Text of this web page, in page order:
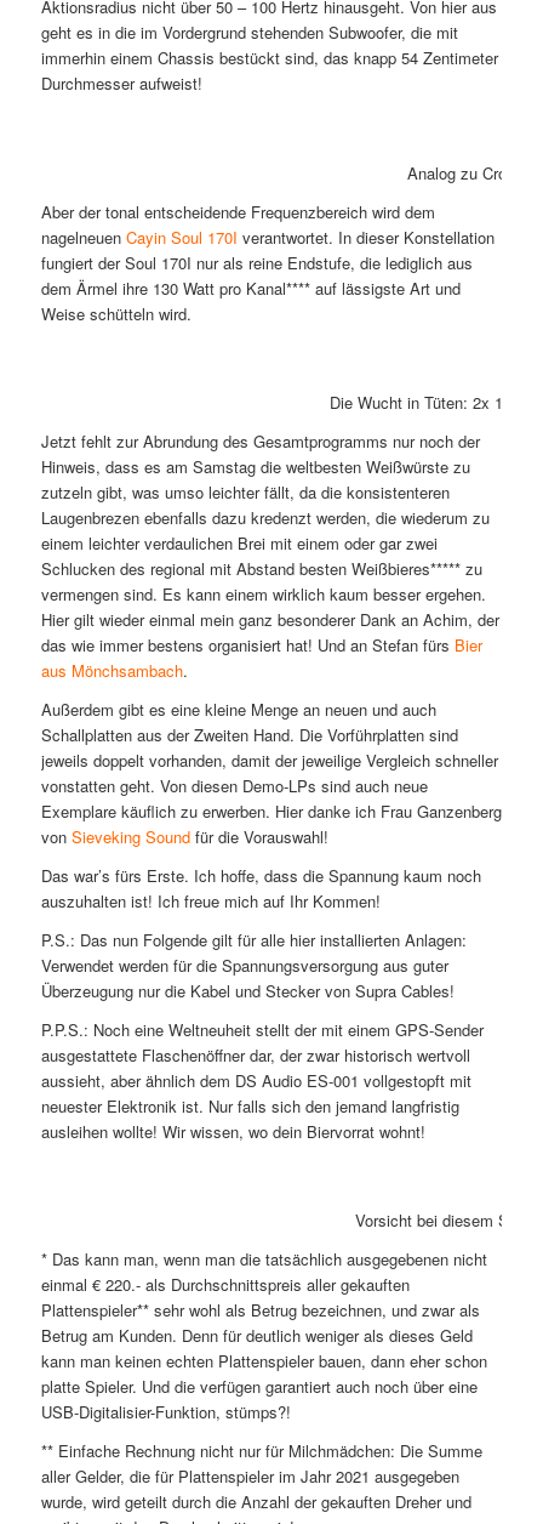
Aktionsradius nicht über 50 – 100 Hertz hinausgeht. Von hier aus
geht es in die im Vordergrund stehenden Subwoofer, die mit
immerhin einem Chassis bestückt sind, das knapp 54 Zentimeter
Durchmesser aufweist!
Analog zu
Aber der tonal entscheidende Frequenzbereich wird dem
nagelneuen Cayin Soul 170I verantwortet. In dieser Konstellation
fungiert der Soul 170I nur als reine Endstufe, die lediglich aus
dem Ärmel ihre 130 Watt pro Kanal**** auf lässigste Art und
Weise schütteln wird.
Die Wucht in Tüten: 2x 130
Jetzt fehlt zur Abrundung des Gesamtprogramms nur noch der
Hinweis, dass es am Samstag die weltbesten Weißwürste zu
zutzeln gibt, was umso leichter fällt, da die konsistenteren
Laugenbrezen ebenfalls dazu kredenzt werden, die wiederum zu
einem leichter verdaulichen Brei mit einem oder gar zwei
Schlucken des regional mit Abstand besten Weißbieres***** zu
vermengen sind. Es kann einem wirklich kaum besser ergehen.
Hier gilt wieder einmal mein ganz besonderer Dank an Achim, der
das wie immer bestens organisiert hat! Und an Stefan fürs Bier
aus Mönchsambach.
Außerdem gibt es eine kleine Menge an neuen und auch
Schallplatten aus der Zweiten Hand. Die Vorführplatten sind
jeweils doppelt vorhanden, damit der jeweilige Vergleich schneller
vonstatten geht. Von diesen Demo-LPs sind auch neue
Exemplare käuflich zu erwerben. Hier danke ich Frau Ganzenberg
von Sieveking Soundfür die Vorauswahl!
Das war’s fürs Erste. Ich hoffe, dass die Spannung kaum noch
auszuhalten ist! Ich freue mich auf Ihr Kommen!
P.S.: Das nun Folgende gilt für alle hier installierten Anlagen:
Verwendet werden für die Spannungsversorgung aus guter
Überzeugung nur die Kabel und Stecker von Supra Cables!
P.P.S.: Noch eine Weltneuheit stellt der mit einem GPS-Sender
ausgestattete Flaschenöffner dar, der zwar historisch wertvoll
aussieht, aber ähnlich dem DS Audio ES-001 vollgestopft mit
neuester Elektronik ist. Nur falls sich den jemand langfristig
ausleihen wollte! Wir wissen, wo dein Biervorrat wohnt!
Vorsicht bei diesem
* Das kann man, wenn man die tatsächlich ausgegebenen nicht
einmal € 220.- als Durchschnittspreis aller gekauften
Plattenspieler** sehr wohl als Betrug bezeichnen, und zwar als
Betrug am Kunden. Denn für deutlich weniger als dieses Geld
kann man keinen echten Plattenspieler bauen, dann eher schon
platte Spieler. Und die verfügen garantiert auch noch über eine
USB-Digitalisier-Funktion, stümps?!
** Einfache Rechnung nicht nur für Milchmädchen: Die Summe
aller Gelder, die für Plattenspieler im Jahr 2021 ausgegeben
wurde, wird geteilt durch die Anzahl der gekauften Dreher und